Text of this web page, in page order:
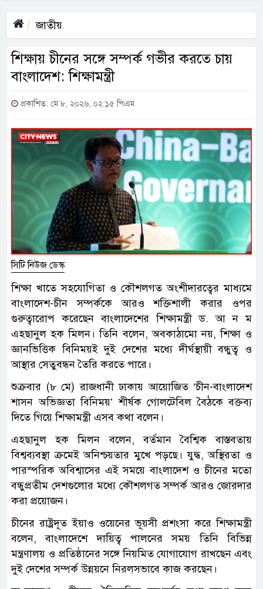
জাতীয়
শিক্ষায় চীনের সঙ্গে সম্পর্ক গভীর করতে চায়
বাংলাদেশ: শিক্ষামন্ত্রী
প্রকাশিত: মে ৮, ২০২৬, ০২:১৫ পিএম
সিটি নিউজ ডেস্ক
শিক্ষা খাতে সহযোগিতা ও কৌশলগত অংশীদারত্বের মাধ্যমে
বাংলাদেশ-চীন সম্পর্ককে আরও শক্তিশালী করার ওপর
গুরুত্বারোপ করেছেন বাংলাদেশের শিক্ষামন্ত্রী ড. আ ন ম
এহছানুল হক মিলন। তিনি বলেন, অবকাঠামো নয়, শিক্ষা ও
জ্ঞানভিত্তিক বিনিময়ই দুই দেশের মধ্যে দীর্ঘস্থায়ী বন্ধুত্ব ও
আস্থার সেতুবন্ধন তৈরি করতে পারে।
শুক্রবার (৮ মে) রাজধানী ঢাকায় আয়োজিত ‘চীন-বাংলাদেশ
শাসন অভিজ্ঞতা বিনিময়’ শীর্ষক গোলটেবিল বৈঠকে বক্তব্য
দিতে গিয়ে শিক্ষামন্ত্রী এসব কথা বলেন।
এহছানুল হক মিলন বলেন, বর্তমান বৈশ্বিক বাস্তবতায়
বিশ্বব্যবস্থা ক্রমেই অনিশ্চয়তার মুখে পড়ছে। যুদ্ধ, অস্থিরতা ও
পারস্পরিক অবিশ্বাসের এই সময়ে বাংলাদেশ ও চীনের মতো
বন্ধুপ্রতীম দেশগুলোর মধ্যে কৌশলগত সম্পর্ক আরও জোরদার
করা প্রয়োজন।
চীনের রাষ্ট্রদূত ইয়াও ওয়েনের ভূয়সী প্রশংসা করে শিক্ষামন্ত্রী
বলেন, বাংলাদেশে দায়িত্ব পালনের সময় তিনি বিভিন্ন
মন্ত্রণালয় ও প্রতিষ্ঠানের সঙ্গে নিয়মিত যোগাযোগ রাখছেন এবং
দুই দেশের সম্পর্ক উন্নয়নে নিরলসভাবে কাজ করছেন।